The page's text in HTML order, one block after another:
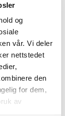
og
vår. Vi deler
nettstedet
den
for dem,
av